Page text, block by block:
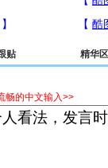
贴 精华区
畅的中文输入>>